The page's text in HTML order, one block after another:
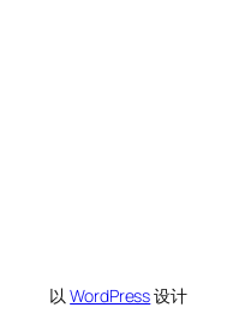
以WordPress设计